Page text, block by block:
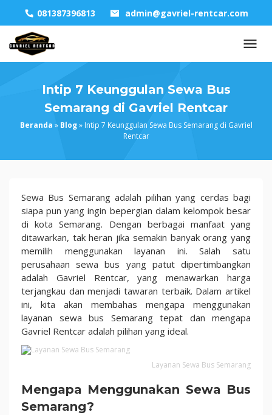
content
081387396813 admin@gavriel-rentcar.com
Intip 7 Keunggulan Sewa Bus
Semarang di Gavriel Rentcar
Beranda » Blog» Intip 7 Keunggulan Sewa Bus Semarang di Gavriel
Rentcar
Intip
7
Keunggulan
Sewa
Bus
Semarang
di
Gavriel
Rentcar
Sewa Bus Semarang adalah pilihan yang cerdas bagi
siapa pun yang ingin bepergian dalam kelompok besar
di kota Semarang. Dengan berbagai manfaat yang
ditawarkan, tak heran jika semakin banyak orang yang
memilih menggunakan layanan ini. Salah satu
perusahaan sewa bus yang patut dipertimbangkan
adalah Gavriel Rentcar, yang menawarkan harga
terjangkau dan menjadi tawaran terbaik. Dalam artikel
ini, kita akan membahas mengapa menggunakan
layanan sewa bus Semarang tepat dan mengapa
Gavriel Rentcar adalah pilihan yang ideal.
Layanan Sewa Bus Semarang
Mengapa Menggunakan Sewa Bus
Semarang?